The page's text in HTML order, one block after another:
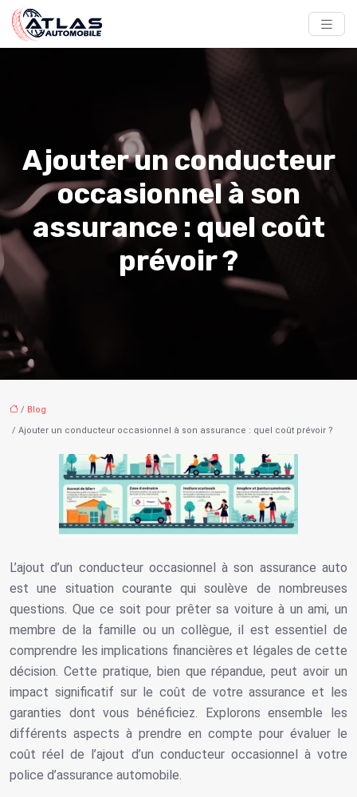
Ajouter un conducteur
occasionnel à son
assurance : quel coût
prévoir ?
/ Blog
/ Ajouter un conducteur occasionnel à son assurance : quel coût prévoir ?
L’ajout d’un conducteur occasionnel à son assurance auto
est une situation courante qui soulève de nombreuses
questions. Que ce soit pour prêter sa voiture à un ami, un
membre de la famille ou un collègue, il est essentiel de
comprendre les implications financières et légales de cette
décision. Cette pratique, bien que répandue, peut avoir un
impact significatif sur le coût de votre assurance et les
garanties dont vous bénéficiez. Explorons ensemble les
différents aspects à prendre en compte pour évaluer le
coût réel de l’ajout d’un conducteur occasionnel à votre
police d’assurance automobile.